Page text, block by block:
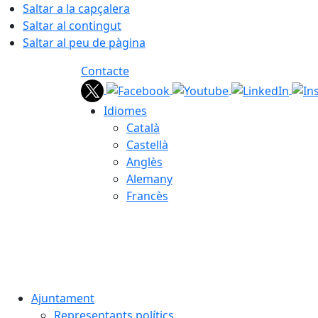
Saltar a la capçalera
Saltar al contingut
Saltar al peu de pàgina
Contacte
Idiomes
Català
Castellà
Anglès
Alemany
Francès
Ajuntament